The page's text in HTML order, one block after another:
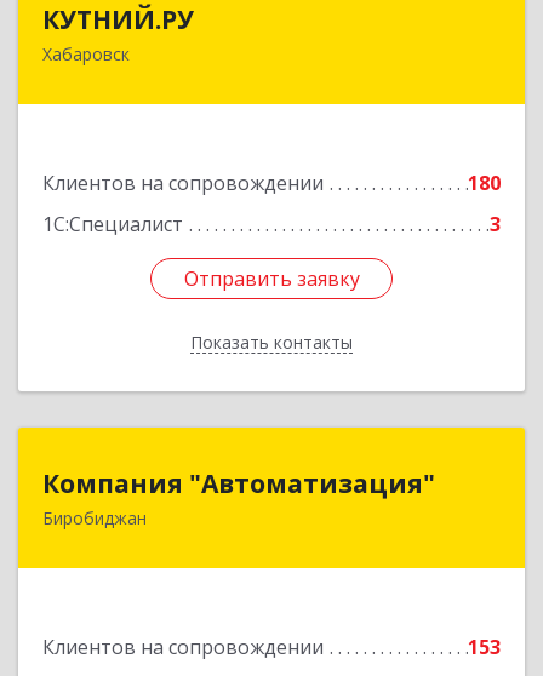
КУТНИЙ.РУ
Хабаровск
Клиентов на сопровождении
180
1С:Специалист
3
Отправить заявку
Показать контакты
680007, Хабаровский край, Хабаровск г,
Отправить заявку
Назад
Компания "Автоматизация"
Биробиджан
Клиентов на сопровождении 153
679016, Еврейская Аобл, Биробиджан г,